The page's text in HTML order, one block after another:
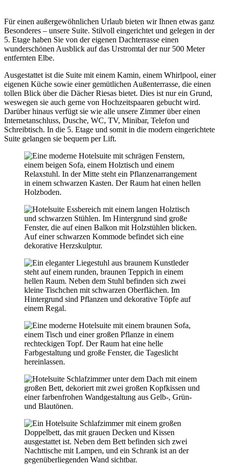
Für einen außergewöhnlichen Urlaub bieten wir Ihnen etwas ganz
Besonderes – unsere Suite. Stilvoll eingerichtet und gelegen in der
5. Etage haben Sie von der eigenen Dachterrasse einen
wunderschönen Ausblick auf das Urstromtal der nur 500 Meter
entfernten Elbe.
Ausgestattet ist die Suite mit einem Kamin, einem Whirlpool, einer
eigenen Küche sowie einer gemütlichen Außenterrasse, die einen
tollen Blick über die Dächer Riesas bietet. Dies ist nur ein Grund,
weswegen sie auch gerne von Hochzeitspaaren gebucht wird.
Darüber hinaus verfügt sie wie alle unsere Zimmer über einen
Internetanschluss, Dusche, WC, TV, Minibar, Telefon und
Schreibtisch. In die 5. Etage und somit in die modern eingerichtete
Suite gelangen sie bequem per Lift.